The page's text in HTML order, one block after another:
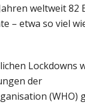
weltweit 82
– etwa so viel
Lockdowns
der
(WHO)